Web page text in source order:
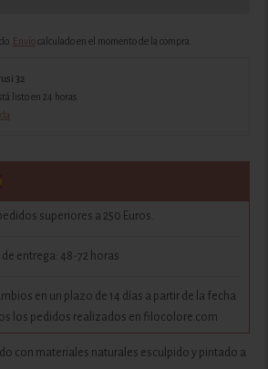
Envíocalculado en el momento de la compra.
32
listo en 24 horas
superiores a 250 Euros.
entrega: 48-72 horas
en un plazo de 14 días a partir de la fecha
los pedidos realizados en filocolore.com
con materiales naturales esculpido y pintado a